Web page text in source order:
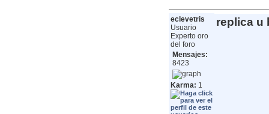
eclevetris
Usuario
Experto oro
del foro
Mensajes:
8423
Karma: 1
replica u